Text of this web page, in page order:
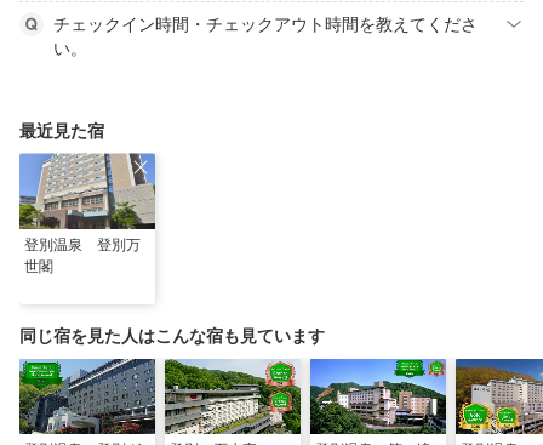
チェックイン時間・チェックアウト時間を教えてくださ
い。
最近見た宿
登別温泉 登別万
世閣
同じ宿を見た人はこんな宿も見ています